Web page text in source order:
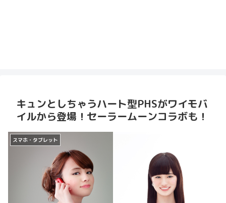
キュンとしちゃうハート型PHSがワイモバ
イルから登場！セーラームーンコラボも！
スマホ・タブレット